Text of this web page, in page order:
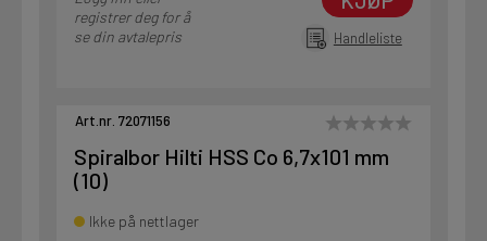
registrer deg for å
se din avtalepris
Handleliste
Art.nr. 72071156
Spiralbor Hilti HSS Co 6,7x101 mm
(10)
Ikke på nettlager